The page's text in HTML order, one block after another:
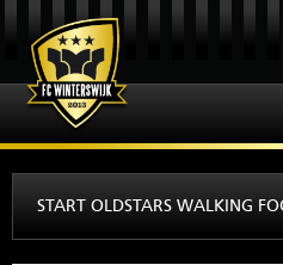
START OLDSTARS WALKING